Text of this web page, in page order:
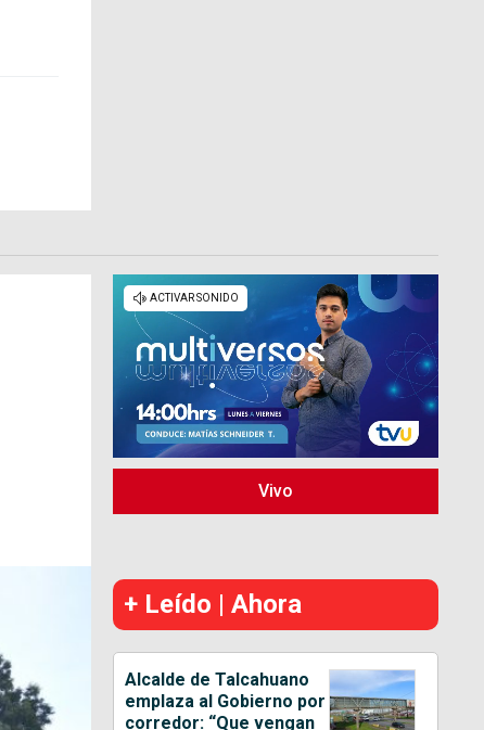
Vivo
+ Leído | Ahora
Alcalde de Talcahuano
emplaza al Gobierno por
corredor: “Que vengan